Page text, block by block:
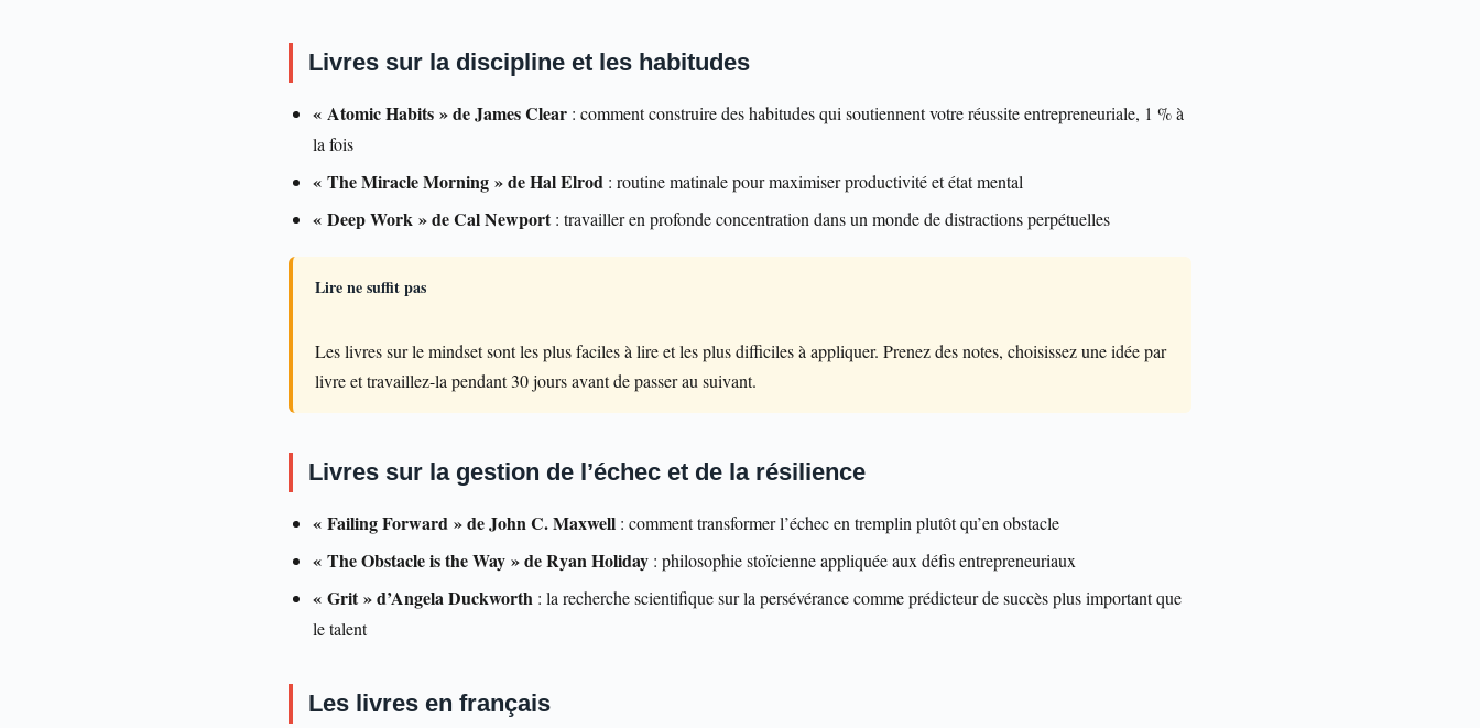
Livres sur la discipline et les habitudes
« Atomic Habits » de James Clear : comment construire des habitudes qui soutiennent votre réussite entrepreneuriale, 1 % à
la fois
« The Miracle Morning » de Hal Elrod : routine matinale pour maximiser productivité et état mental
« Deep Work » de Cal Newport: travailler en profonde concentration dans un monde de distractions perpétuelles
Lire ne suffit pas
Les livres sur le mindset sont les plus faciles à lire et les plus difficiles à appliquer. Prenez des notes, choisissez une idée par
livre et travaillez-la pendant 30 jours avant de passer au suivant.
Livres sur la gestion de l’échec et de la résilience
« Failing Forward » de John C. Maxwell : comment transformer l’échec en tremplin plutôt qu’en obstacle
« The Obstacle is the Way » de Ryan Holiday : philosophie stoïcienne appliquée aux défis entrepreneuriaux
« Grit » d’Angela Duckworth : la recherche scientifique sur la persévérance comme prédicteur de succès plus important que
le talent
Les livres en français